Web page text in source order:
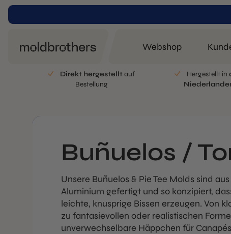
Webshop
Direkt hergestelltauf
Bestellung
Hergestellt in
Buñuelos /
Unsere Buñuelos & Pie Tee Molds sind
Aluminium gefertigt und so konzipiert,
leichte, knusprige Bissen erzeugen. Von
zu fantasievollen oder realistischen
unverwechselbare Häppchen für